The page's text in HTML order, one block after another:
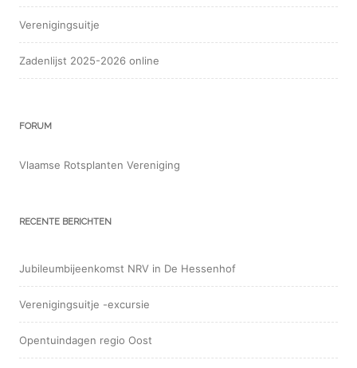
Verenigingsuitje
Zadenlijst 2025-2026 online
FORUM
Vlaamse Rotsplanten Vereniging
RECENTE BERICHTEN
Jubileumbijeenkomst NRV in De Hessenhof
Verenigingsuitje -excursie
Opentuindagen regio Oost